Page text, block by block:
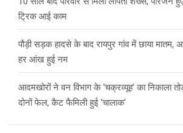
ट्रिक आई काम
पौड़ी सड़क हादसे के बाद रायपुर गांव में छाया
हर आंख हुई नम
आदमखोरों ने वन विभाग के ‘चक्रव्यूह’ का निकाला
दोनों फेल, कैट फैमिली हुई ‘चालाक’